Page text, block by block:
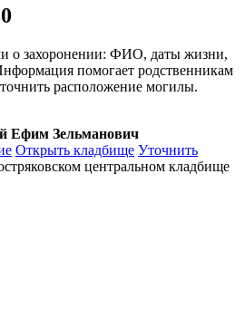
о захоронении: ФИО, даты жизни,
помогает родственникам
расположение могилы.
Ефим Зельманович
Открыть кладбище Уточнить